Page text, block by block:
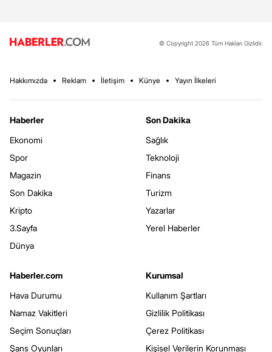
© Copyright 2026 Tüm Hakları Gizlidir.
Hakkımızda Reklam İletişim Künye Yayın İlkeleri
Haberler
Ekonomi
Spor
Magazin
Son Dakika
Kripto
3.Sayfa
Dünya
Son Dakika
Sağlık
Teknoloji
Finans
Turizm
Yazarlar
Yerel Haberler
Haberler.com
Hava Durumu
Namaz Vakitleri
Seçim Sonuçları
Şans Oyunları
Kurumsal
Kullanım Şartları
Gizlilik Politikası
Çerez Politikası
Kişisel Verilerin Korunması